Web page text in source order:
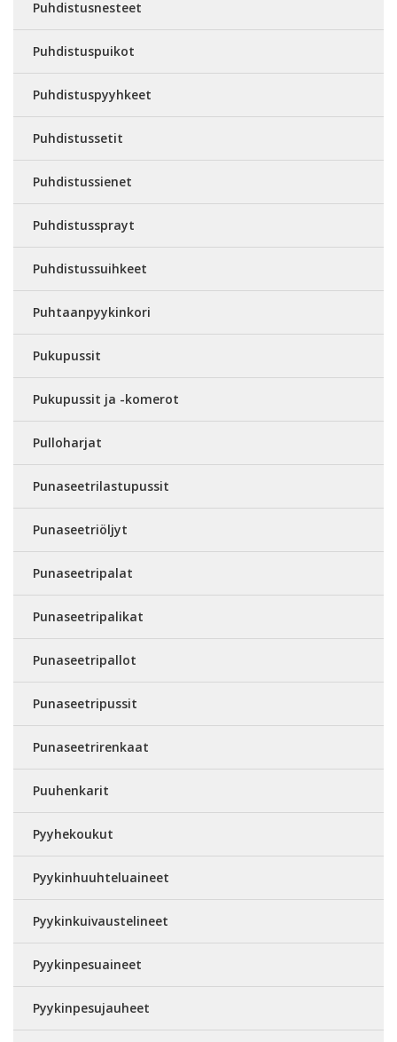
Puhdistusnesteet
Puhdistuspuikot
Puhdistuspyyhkeet
Puhdistussetit
Puhdistussienet
Puhdistussprayt
Puhdistussuihkeet
Puhtaanpyykinkori
Pukupussit
Pukupussit ja -komerot
Pulloharjat
Punaseetrilastupussit
Punaseetriöljyt
Punaseetripalat
Punaseetripalikat
Punaseetripallot
Punaseetripussit
Punaseetrirenkaat
Puuhenkarit
Pyyhekoukut
Pyykinhuuhteluaineet
Pyykinkuivaustelineet
Pyykinpesuaineet
Pyykinpesujauheet